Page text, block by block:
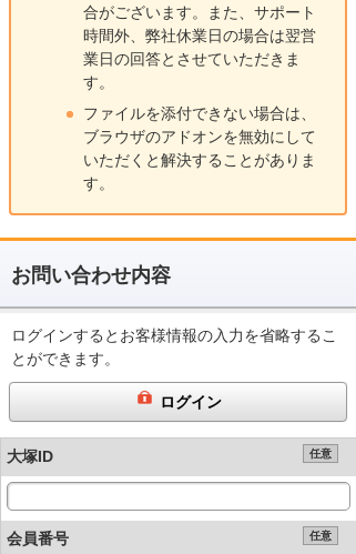
合がございます。また、サポート
時間外、弊社休業日の場合は翌営
業日の回答とさせていただきま
す。
ファイルを添付できない場合は、
ブラウザのアドオンを無効にして
いただくと解決することがありま
す。
お問い合わせ内容
ログインするとお客様情報の入力を省略するこ
とができます。
ログイン
大塚ID 任意
会員番号 任意